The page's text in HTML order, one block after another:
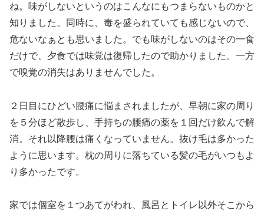
ね。味がしないというのはこんなにもつまらないものかと
知りました。同時に、毒を盛られていても感じないので、
危ないなぁとも思いました。でも味がしないのはその一食
だけで、夕食では味覚は復帰したので助かりました。一方
で嗅覚の消失はありませんでした。
２日目にひどい腰痛に悩まされましたが、早朝に家の周り
を５分ほど散歩し、手持ちの腰痛の薬を１回だけ飲んで解
消。それ以降腰は痛くなっていません。抜け毛は多かった
ように思います。枕の周りに落ちている髪の毛がいつもよ
り多かったです。
家では個室を１つあてがわれ、風呂とトイレ以外そこから